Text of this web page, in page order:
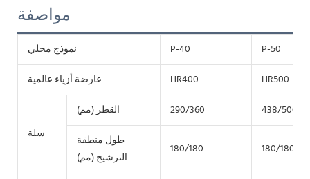
مواصفة
نموذج محلي P-40
P-50
عارضة أزياء عالمية
HR400 HR500
سلة
القطر (مم) 290/360
438/500
طول منطقة
الترشيح (مم)
180/180 180/180